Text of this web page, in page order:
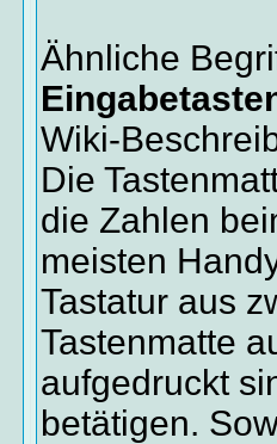
Ähnliche
Wiki-
Die
die Zahlen
meisten
Tastatur aus
Tastenmatte
aufgedruckt
betätigen.